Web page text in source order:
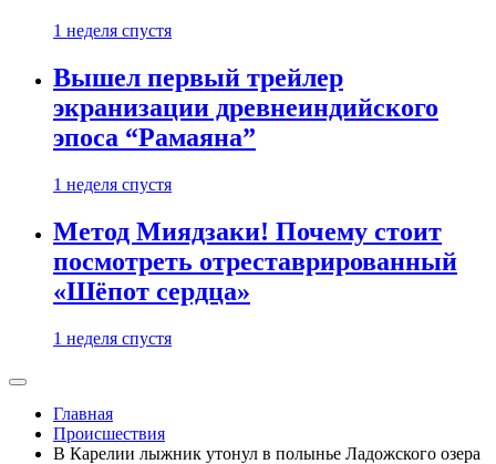
1 неделя спустя
Вышел первый трейлер
экранизации древнеиндийского
эпоса “Рамаяна”
1 неделя спустя
Метод Миядзаки! Почему стоит
посмотреть отреставрированный
«Шёпот сердца»
1 неделя спустя
Главная
Происшествия
В Карелии лыжник утонул в полынье Ладожского озера